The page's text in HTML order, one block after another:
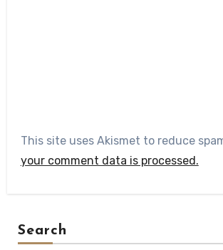
This site uses Akismet to reduce
your comment data is processed.
Search